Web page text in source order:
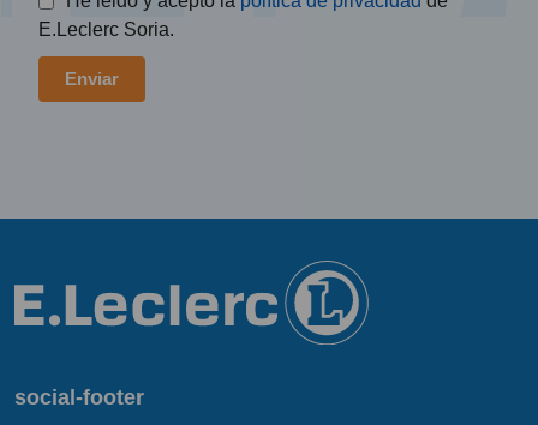
E.Leclerc Soria.
social-footer